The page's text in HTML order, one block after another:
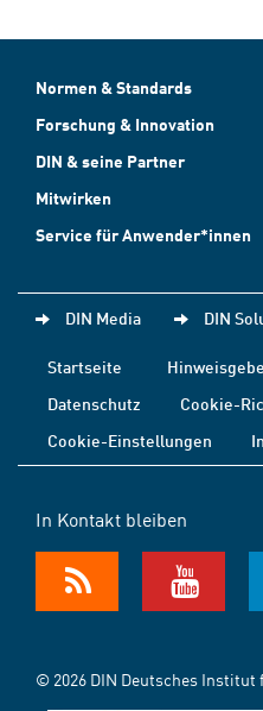
Normen & Standards
Forschung & Innovation
DIN & seine Partner
Mitwirken
Service für Anwender*innen
DIN Media DIN
Startseite
Datenschutz
Cookie-
Cookie-Einstellungen
In Kontakt bleiben
© 2026 DIN Deutsches Institut